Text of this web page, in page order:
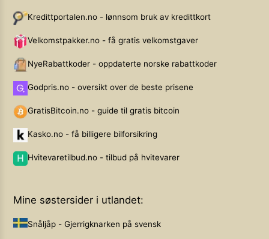
Kredittportalen.no - lønnsom bruk av kredittkort
Velkomstpakker.no - få gratis velkomstgaver
NyeRabattkoder - oppdaterte norske rabattkoder
Godpris.no - oversikt over de beste prisene
GratisBitcoin.no - guide til gratis bitcoin
Kasko.no - få billigere bilforsikring
Hvitevaretilbud.no - tilbud på hvitevarer
Mine søstersider i utlandet:
Snåljåp - Gjerrigknarken på svensk